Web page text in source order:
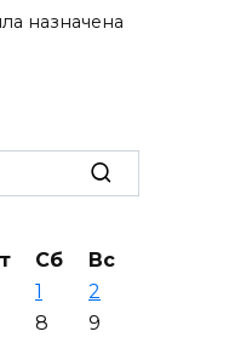
назначена
Сб
Вс
1
2
8
9